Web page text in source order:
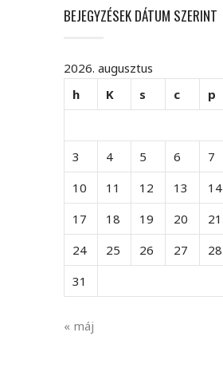
BEJEGYZÉSEK DÁTUM SZERINT
2026. augusztus
h
K s c p
3
4 5 6 7
10
11 12 13 14
17
18 19 20 21
24
25 26 27 28
31
« máj